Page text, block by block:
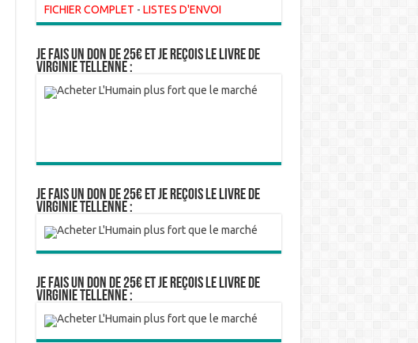
FICHIER COMPLET - LISTES D'ENVOI
Je fais un don de 25€ et je reçois le livre de
Virginie Tellenne :
Je fais un don de 25€ et je reçois le livre de
Virginie Tellenne :
Je fais un don de 25€ et je reçois le livre de
Virginie Tellenne :